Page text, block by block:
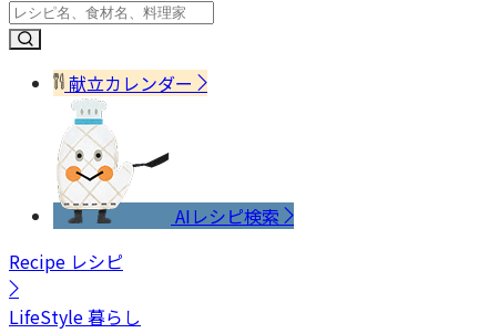
献立カレンダー
AIレシピ検索
Recipe レシピ
LifeStyle暮らし